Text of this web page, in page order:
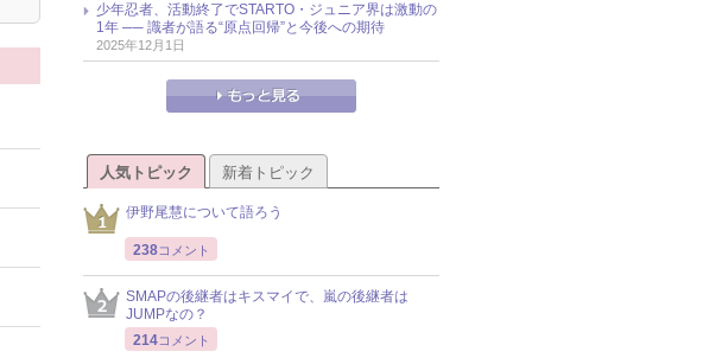
少年忍者、活動終了でSTARTO・ジュニア界は激動の
1年 ── 識者が語る“原点回帰”と今後への期待
2025年12月1日
人気トピック 新着トピック
伊野尾慧について語ろう
238コメント
SMAPの後継者はキスマイで、嵐の後継者は
JUMPなの？
214コメント